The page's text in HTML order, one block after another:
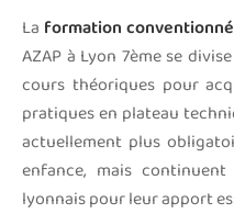
La formation
AZAP à Lyon 7ème se
cours théoriques pour
pratiques en plateau
actuellement plus
enfance, mais
lyonnais pour leur apport